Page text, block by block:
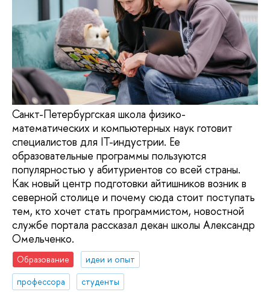
Санкт-Петербургская школа физико-
математических и компьютерных наук готовит
специалистов для IT-индустрии. Ее
образовательные программы пользуются
популярностью у абитуриентов со всей страны.
Как новый центр подготовки айтишников возник в
северной столице и почему сюда стоит поступать
тем, кто хочет стать программистом, новостной
службе портала рассказал декан школы Александр
Омельченко.
Образование
идеи и опыт
профессора
студенты